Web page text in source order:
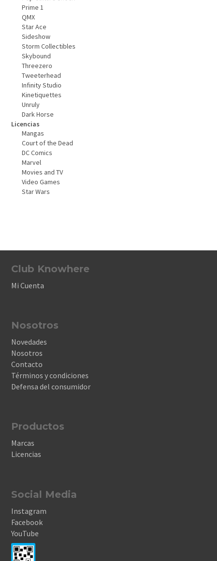
Prime 1
QMX
Star Ace
Sideshow
Storm Collectibles
Skybound
Threezero
Tweeterhead
Infinity Studio
Kinetiquettes
Unruly
Dark Horse
Licencias
Mangas
Court of the Dead
DC Comics
Marvel
Movies and TV
Video Games
Star Wars
Club Knowhere
Mi Cuenta
Nosotros
Novedades
Nosotros
Contacto
Términos y condiciones
Defensa del consumidor
Productos
Marcas
Licencias
Social Media
Instagram
Facebook
YouTube